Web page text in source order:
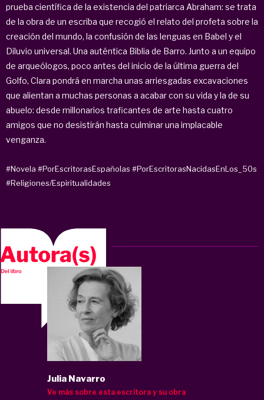
prueba científica de la existencia del patriarca Abraham: se trata
de la obra de un escriba que recogió el relato del profeta sobre la
creación del mundo, la confusión de las lenguas en Babel y el
Diluvio universal. Una auténtica Biblia de Barro. Junto a un equipo
de arqueólogos, poco antes del inicio de la última guerra del
Golfo, Clara pondrá en marcha unas arriesgadas excavaciones
que alientan a muchas personas a acabar con su vida y la de su
abuelo: desde millonarios traficantes de arte hasta cuatro
amigos que no desistirán hasta culminar una implacable
venganza.
#Novela #PorEscritorasEspañolas #PorEscritorasNacidasEnLos_50s
#Religiones/Espiritualidades
Julia Navarro
Ve más sobre esta escritora y su obra